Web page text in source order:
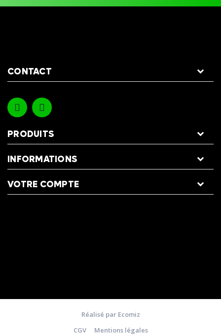
CONTACT
PRODUITS
INFORMATIONS
VOTRE COMPTE
Réalisé par Ecomiz
CGV
Mentions légales